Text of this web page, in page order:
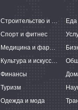
Строительство и ремонт
Еда
Спорт и фитнес
Медицина и фармацевтика
Культура и искусство
Финансы
Туризм
Одежда и мода